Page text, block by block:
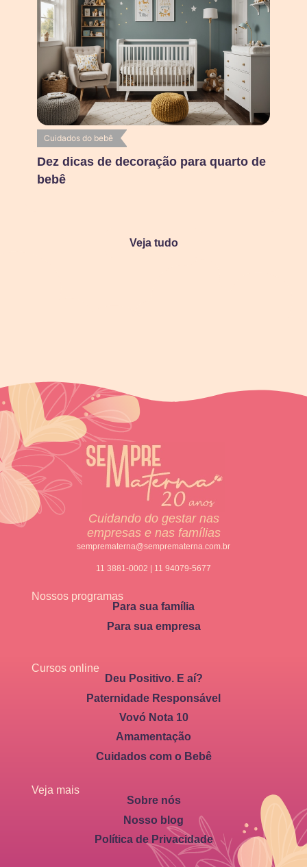
Cuidados do bebê
Dez dicas de decoração para quarto de
bebê
Veja tudo
Cuidando do gestar nas
empresas e nas famílias
semprematerna@semprematerna.com.br
11 3881-0002 | 11 94079-5677
Nossos programas
Para sua família
Para sua empresa
Cursos online
Deu Positivo. E aí?
Paternidade Responsável
Vovó Nota 10
Amamentação
Cuidados com o Bebê
Veja mais
Sobre nós
Nosso blog
Política de Privacidade